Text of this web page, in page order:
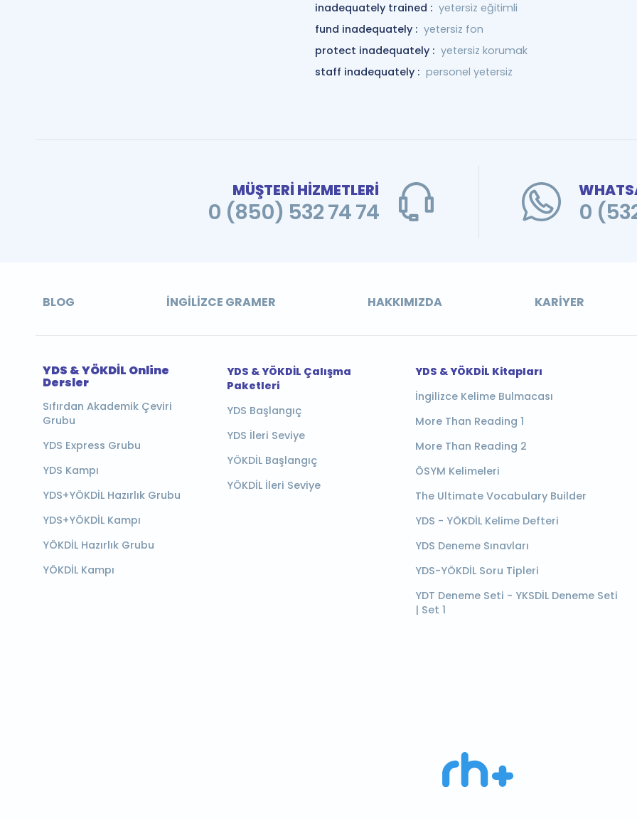
inadequately trained : yetersiz eğitimli
fund inadequately : yetersiz fon
protect inadequately : yetersiz korumak
staff inadequately : personel yetersiz
MÜŞTERİ HİZMETLERİ
0 (850) 532 74 74 0
BLOG İNGILIZCE GRAMER HAKKIMIZDA KARIYER
YDS & YÖKDİL Online
Dersler
Sıfırdan Akademik Çeviri
Grubu
YDS Express Grubu
YDS Kampı
YDS+YÖKDİL Hazırlık Grubu
YDS+YÖKDİL Kampı
YÖKDİL Hazırlık Grubu
YÖKDİL Kampı
YDS & YÖKDİL Çalışma
Paketleri
YDS Başlangıç
YDS İleri Seviye
YÖKDİL Başlangıç
YÖKDİL İleri Seviye
YDS & YÖKDİL Kitapları
İngilizce Kelime Bulmacası
More Than Reading 1
More Than Reading 2
ÖSYM Kelimeleri
The Ultimate Vocabulary Builder
YDS - YÖKDİL Kelime Defteri
YDS Deneme Sınavları
YDS-YÖKDİL Soru Tipleri
YDT Deneme Seti - YKSDİL Deneme Seti
| Set 1